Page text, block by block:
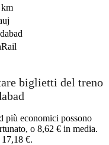
, ©OpenStreetMap
biglietti del treno
più economici possono
o 8,62 € in media.
€.